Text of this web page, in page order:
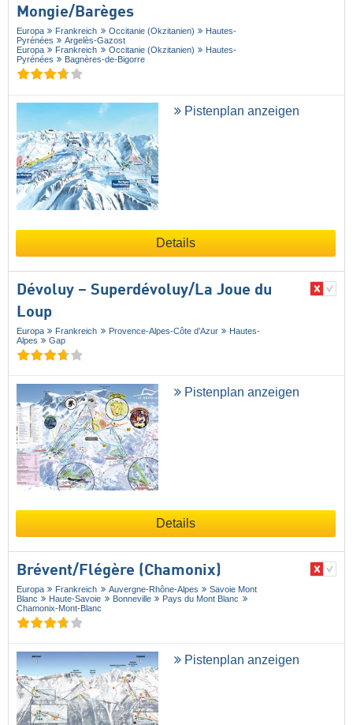
Mongie/​Barèges
Europa Frankreich Occitanie (Okzitanien)
Hautes-
Pyrénées
Argelès-Gazost
Europa
Frankreich Occitanie (Okzitanien)
Hautes-
Pyrénées
Bagnères-de-Bigorre
Pistenplan anzeigen
Details
Dévoluy – Superdévoluy/​La Joue du
Loup
Europa Frankreich Provence-Alpes-Côte d’Azur
Hautes-
Alpes
Gap
Pistenplan anzeigen
Details
Brévent/​Flégère (Chamonix)
Europa Frankreich Auvergne-Rhône-Alpes
Savoie Mont
Blanc
Haute-Savoie Bonneville
Pays du Mont Blanc
Chamonix-Mont-Blanc
Pistenplan anzeigen